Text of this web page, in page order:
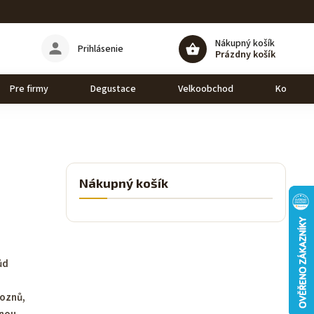
Nákupný košík
Prázdny košík
Prihlásenie
Pre firmy Degustace Velkoobchod Kontakt
Nákupný košík